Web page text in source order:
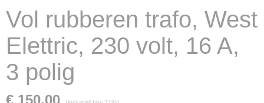
Vol rubberen trafo, West
Elettric, 230 volt, 16 A,
3 polig
€ 150,00